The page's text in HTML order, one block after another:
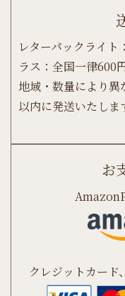
レターパックライト
ラス：全国一律600
地域・数量により異
以内に発送いたしま
お
クレジットカード